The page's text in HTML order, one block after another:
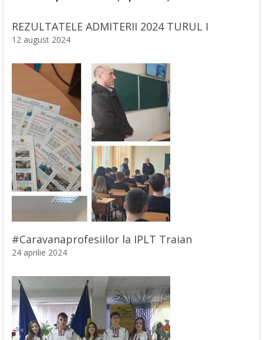
REZULTATELE ADMITERII 2024 TURUL I
12 august 2024
#Caravanaprofesiilor la IPLT Traian
24 aprilie 2024